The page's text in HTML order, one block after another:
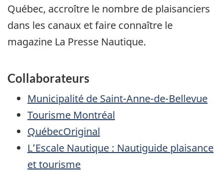
Québec, accroître le nombre de plaisanciers
dans les canaux et faire connaître le
magazine La Presse Nautique.
Collaborateurs
Municipalité de Saint-Anne-de-Bellevue
Tourisme Montréal
QuébecOriginal
L’Escale Nautique : Nautiguide plaisance
et tourisme